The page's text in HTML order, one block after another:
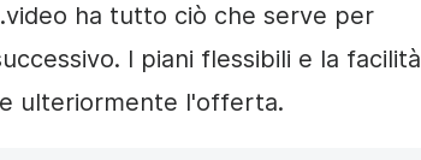
ha tutto ciò che serve per
I piani flessibili e la facilità
ulteriormente l'offerta.